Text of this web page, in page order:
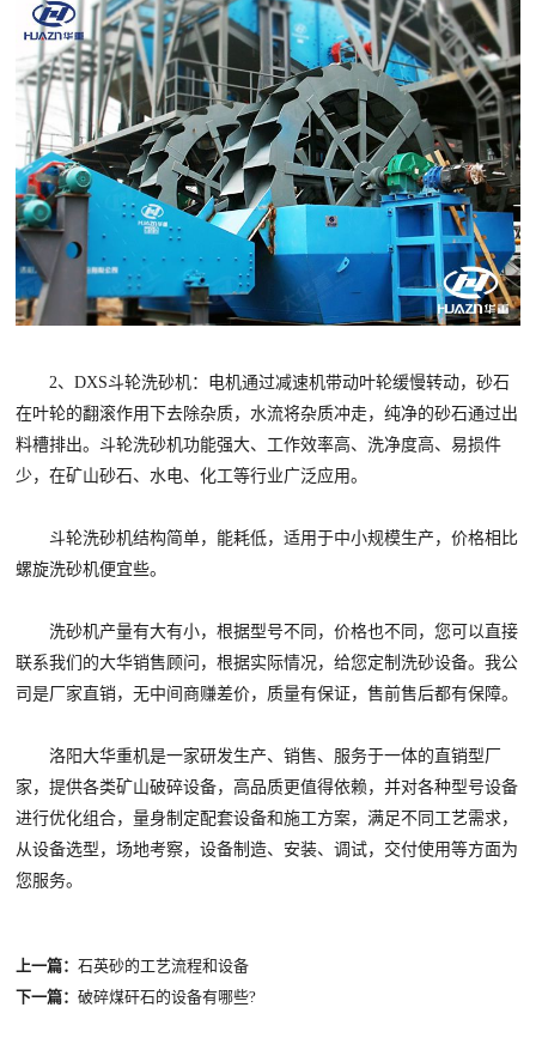
2、DXS斗轮洗砂机：电机通过减速机带动叶轮缓慢转动，砂石
在叶轮的翻滚作用下去除杂质，水流将杂质冲走，纯净的砂石通过出
料槽排出。斗轮洗砂机功能强大、工作效率高、洗净度高、易损件
少，在矿山砂石、水电、化工等行业广泛应用。
斗轮洗砂机结构简单，能耗低，适用于中小规模生产，价格相比
螺旋洗砂机便宜些。
洗砂机产量有大有小，根据型号不同，价格也不同，您可以直接
联系我们的大华销售顾问，根据实际情况，给您定制洗砂设备。我公
司是厂家直销，无中间商赚差价，质量有保证，售前售后都有保障。
洛阳大华重机是一家研发生产、销售、服务于一体的直销型厂
家，提供各类矿山破碎设备，高品质更值得依赖，并对各种型号设备
进行优化组合，量身制定配套设备和施工方案，满足不同工艺需求，
从设备选型，场地考察，设备制造、安装、调试，交付使用等方面为
您服务。
上一篇：石英砂的工艺流程和设备
下一篇：破碎煤矸石的设备有哪些?